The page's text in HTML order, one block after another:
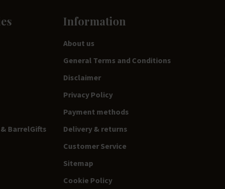
BarrelGifts
Information
About us
General Terms and Conditions
Disclaimer
Privacy Policy
Payment methods
Delivery & returns
Customer Service
Sitemap
Cookie Policy